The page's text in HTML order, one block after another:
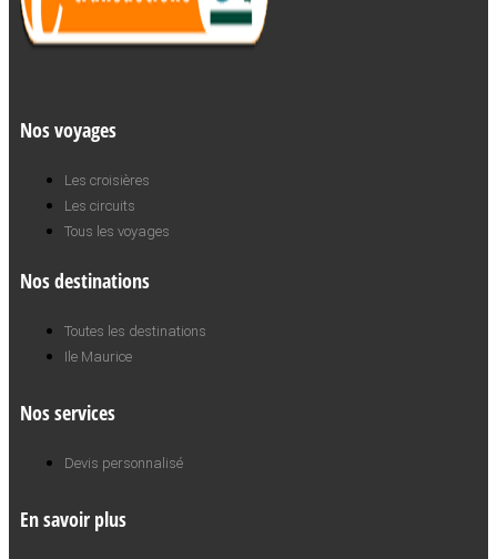
Nos voyages
Les croisières
Les circuits
Tous les voyages
Nos destinations
Toutes les destinations
Ile Maurice
Nos services
Devis personnalisé
En savoir plus